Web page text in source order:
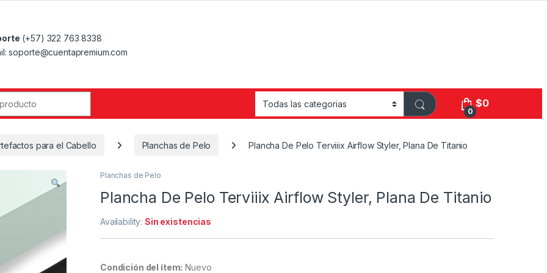
(+57) 322 763 8338
soporte@cuentapremium.com
0
$0
para el Cabello Planchas de Pelo Plancha De Pelo Terviiix Airflow Styler, Plana De Titanio
Planchas de Pelo
Plancha De Pelo Terviiix Airflow Styler, Plana De Titanio
Availability:Sin existencias
Condición del ítem: Nuevo